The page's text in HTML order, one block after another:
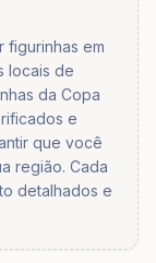
em
locais de
da Copa
e
que você
região. Cada
detalhados e